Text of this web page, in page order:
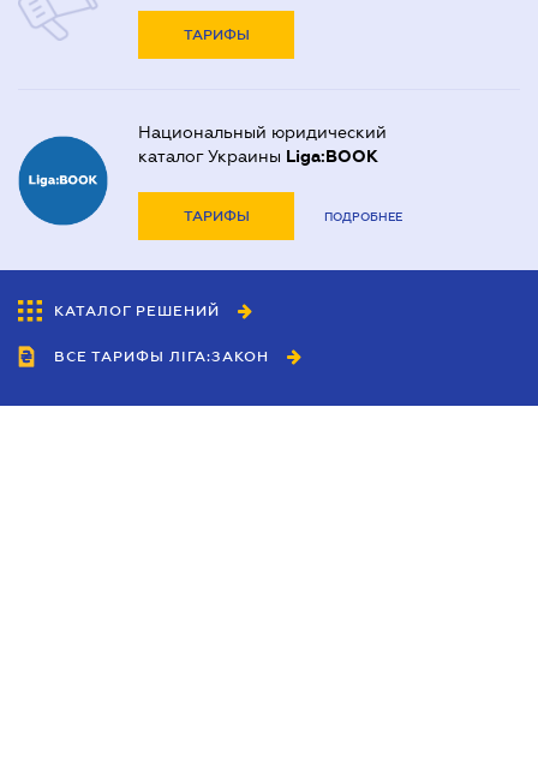
ТАРИФЫ
Национальный юридический
каталог Украины Liga:BOOK
ТАРИФЫ ПОДРОБНЕЕ
КАТАЛОГ РЕШЕНИЙ
ВСЕ ТАРИФЫ ЛІГА:ЗАКОН